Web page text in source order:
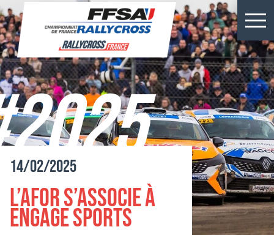
Résultats Kerlabo
Actus
Épreuves
Championnats
Billetterie
Rallycross
14/02/2025
L’AFOR s’associe à
Engage Sports